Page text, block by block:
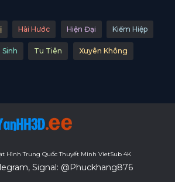
Hài Hước Hiện Đại Kiếm Hiệp
Tu Tiên Xuyên Không
Hình Trung Quốc Thuyết Minh VietSub 4K
Signal: @Phuckhang876